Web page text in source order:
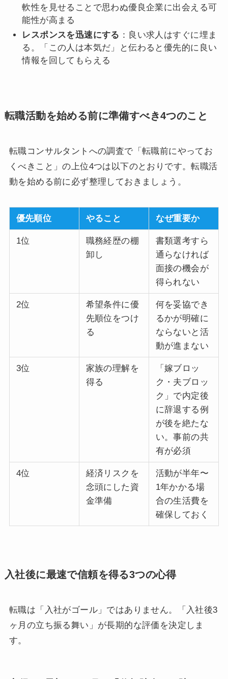
軟性を見せることで思わぬ優良企業に出会える可
能性が高まる
レスポンスを迅速にする ：良い求人はすぐに埋ま
る。「この人は本気だ」と伝わると優先的に良い
情報を回してもらえる
転職活動を始める前に準備すべき4つのこと
転職コンサルタントへの調査で「転職前にやってお
くべきこと」の上位4つは以下のとおりです。転職活
動を始める前に必ず整理しておきましょう。
優先順位 やること なぜ重要か
1位
職務経歴の棚
卸し
書類選考すら
通らなければ
面接の機会が
得られない
2位
希望条件に優
先順位をつけ
る
何を妥協でき
るかが明確に
ならないと活
動が進まない
3位
家族の理解を
得る
「嫁ブロッ
ク・夫ブロッ
ク」で内定後
に辞退する例
が後を絶たな
い。事前の共
有が必須
4位
経済リスクを
念頭にした資
金準備
活動が半年〜
1年かかる場
合の生活費を
確保しておく
入社後に最速で信頼を得る3つの心得
転職は「入社がゴール」ではありません。「入社後3
ヶ月の立ち振る舞い」が長期的な評価を決定しま
す。